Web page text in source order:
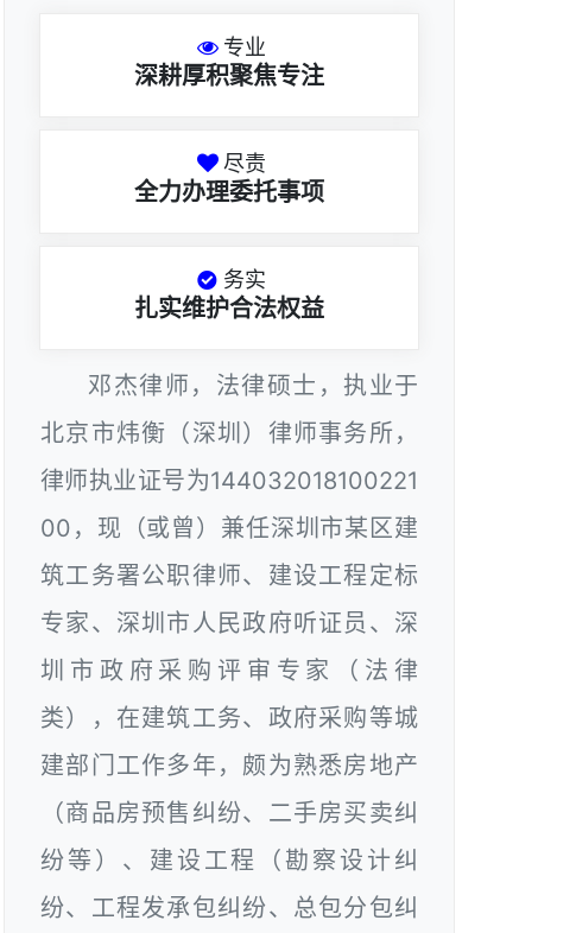
专业
深耕厚积聚焦专注
尽责
全力办理委托事项
务实
扎实维护合法权益
邓杰律师，法律硕士，执业于
北京市炜衡（深圳）律师事务所，
律师执业证号为144032018100221
00，现（或曾）兼任深圳市某区建
筑工务署公职律师、建设工程定标
专家、深圳市人民政府听证员、深
圳市政府采购评审专家（法律
类），在建筑工务、政府采购等城
建部门工作多年，颇为熟悉房地产
（商品房预售纠纷、二手房买卖纠
纷等）、建设工程（勘察设计纠
纷、工程发承包纠纷、总包分包纠